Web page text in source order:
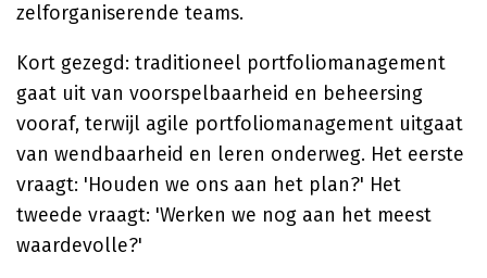
zelforganiserende teams.
Kort gezegd: traditioneel portfoliomanagement
gaat uit van voorspelbaarheid en beheersing
vooraf, terwijl agile portfoliomanagement uitgaat
van wendbaarheid en leren onderweg. Het eerste
vraagt: 'Houden we ons aan het plan?' Het
tweede vraagt: 'Werken we nog aan het meest
waardevolle?'